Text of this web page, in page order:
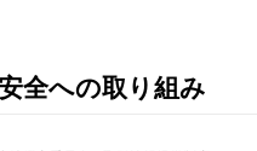
全への取り組み